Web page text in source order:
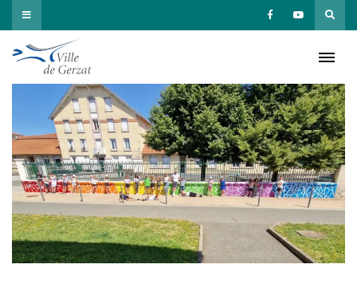
Passer
au
contenu